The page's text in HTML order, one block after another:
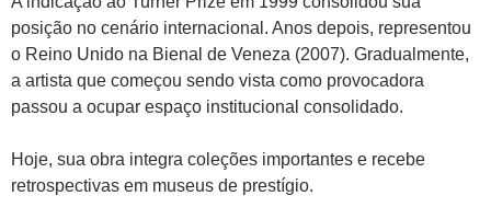
posição no cenário internacional. Anos depois, representou
o Reino Unido na Bienal de Veneza (2007). Gradualmente,
a artista que começou sendo vista como provocadora
passou a ocupar espaço institucional consolidado.
Hoje, sua obra integra coleções importantes e recebe
retrospectivas em museus de prestígio.